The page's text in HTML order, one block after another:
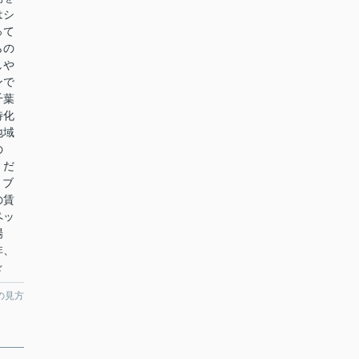
シ
て
の
や
で
葉
化
域
だ
ブ
賃
見方